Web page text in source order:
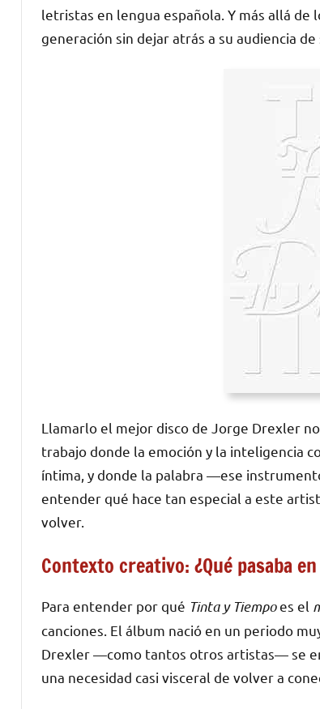
letristas en lengua española. Y más allá
generación sin dejar atrás a su audiencia de
Llamarlo el mejor disco de Jorge Drexler
trabajo donde la emoción y la inteligencia
íntima, y donde la palabra —ese
entender qué hace tan especial a este
volver.
Contexto creativo: ¿Qué pasaba
Para entender por qué Tinta y Tiempoes el
canciones. El álbum nació en un periodo
Drexler —como tantos otros artistas— se
una necesidad casi visceral de volver a